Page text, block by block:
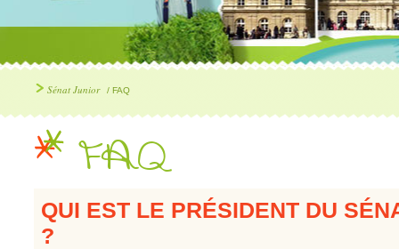
Sénat Junior / FAQ
FAQ
QUI EST LE PRÉSIDENT DU
?